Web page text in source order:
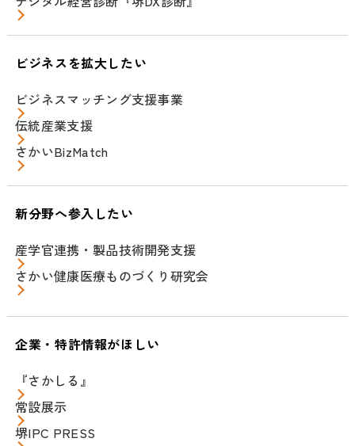
ビジネスを拡大したい
ビジネスマッチング支援事業
伝統産業支援
さかいBizMatch
新分野へ参入したい
産学官連携・製品技術開発支援
さかい健康医療ものづくり研究会
企業・特許情報がほしい
『さかしる』
常設展示
堺IPC PRESS